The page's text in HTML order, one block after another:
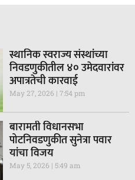
स्थानिक स्वराज्य संस्थांच्या
निवडणुकीतील ४० उमेदवारांवर
अपात्रतेची कारवाई
May 27, 2026 7:54 pm
बारामती विधानसभा
पोटनिवडणुकीत सुनेत्रा पवार
यांचा विजय
May 5, 2026 5:49 am